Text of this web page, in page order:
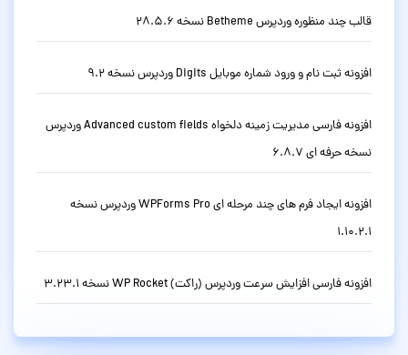
قالب چند منظوره وردپرس Betheme نسخه 28.5.6
افزونه ثبت نام و ورود شماره موبایل Digits وردپرس نسخه 9.2
افزونه فارسی مدیریت زمینه دلخواه Advanced custom fields وردپرس
نسخه حرفه ای 6.8.7
افزونه ایجاد فرم های چند مرحله ای WPForms Pro وردپرس نسخه
1.10.2.1
افزونه فارسی افزایش سرعت وردپرس (راکت) WP Rocket نسخه 3.23.1